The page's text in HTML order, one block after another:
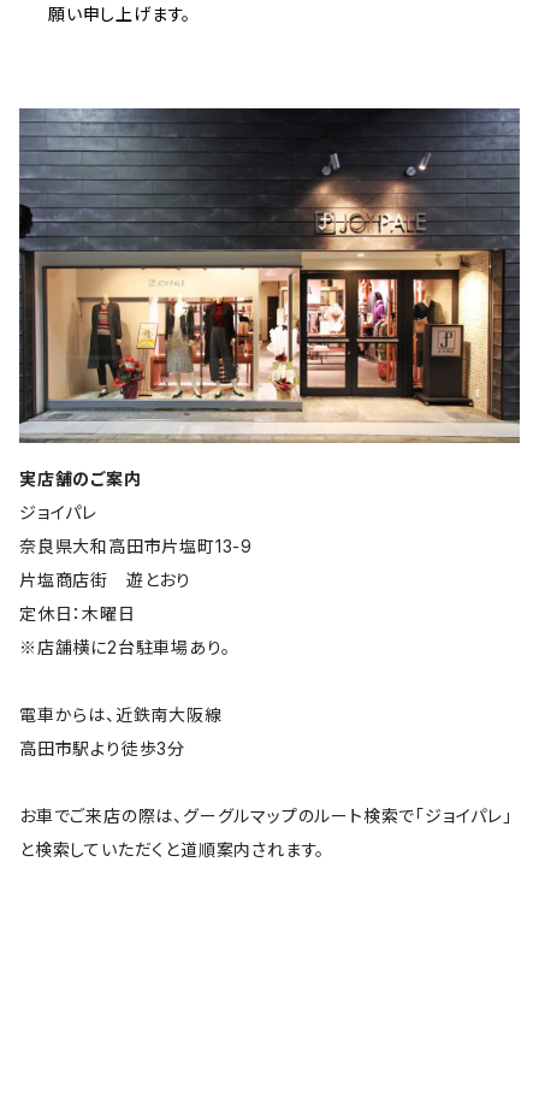
願い申し上げます。
実店舗のご案内
ジョイパレ
奈良県大和高田市片塩町13-9
片塩商店街 遊とおり
定休日：木曜日
※店舗横に2台駐車場あり。
電車からは、近鉄南大阪線
高田市駅より徒歩3分
お車でご来店の際は、グーグルマップのルート検索で「ジョイパレ」
と検索していただくと道順案内されます。